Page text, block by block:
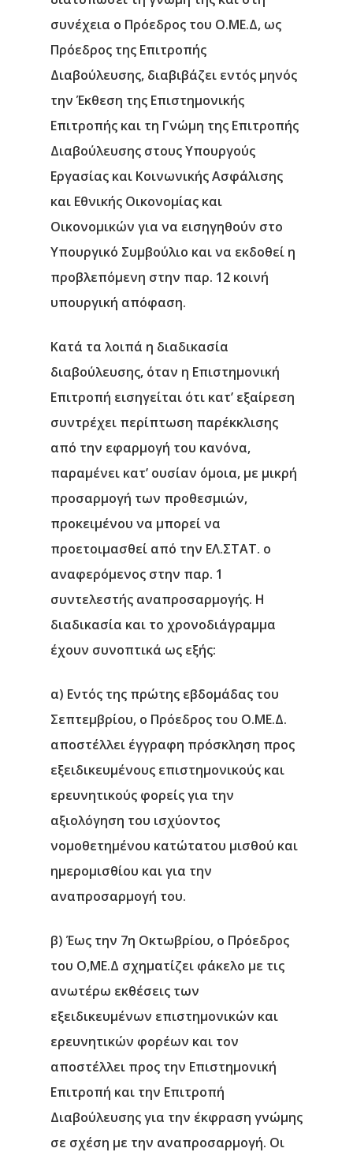
συνέχεια ο Πρόεδρος του Ο.ΜΕ.Δ, ως
Πρόεδρος της Επιτροπής
Διαβούλευσης, διαβιβάζει εντός μηνός
την Έκθεση της Επιστημονικής
Επιτροπής και τη Γνώμη της Επιτροπής
Διαβούλευσης στους Υπουργούς
Εργασίας και Κοινωνικής Ασφάλισης
και Εθνικής Οικονομίας και
Οικονομικών για να εισηγηθούν στο
Υπουργικό Συμβούλιο και να εκδοθεί η
προβλεπόμενη στην παρ. 12 κοινή
υπουργική απόφαση.
Κατά τα λοιπά η διαδικασία
διαβούλευσης, όταν η Επιστημονική
Επιτροπή εισηγείται ότι κατ’ εξαίρεση
συντρέχει περίπτωση παρέκκλισης
από την εφαρμογή του κανόνα,
παραμένει κατ’ ουσίαν όμοια, με μικρή
προσαρμογή των προθεσμιών,
προκειμένου να μπορεί να
προετοιμασθεί από την ΕΛ.ΣΤΑΤ. ο
αναφερόμενος στην παρ. 1
συντελεστής αναπροσαρμογής. Η
διαδικασία και το χρονοδιάγραμμα
έχουν συνοπτικά ως εξής:
α) Εντός της πρώτης εβδομάδας του
Σεπτεμβρίου, o Πρόεδρος του Ο.ΜΕ.Δ.
αποστέλλει έγγραφη πρόσκληση προς
εξειδικευμένους επιστημονικούς και
ερευνητικούς φορείς για την
αξιολόγηση του ισχύοντος
νομοθετημένου κατώτατου μισθού και
ημερομισθίου και για την
αναπροσαρμογή του.
β) Έως την 7η Οκτωβρίου, ο Πρόεδρος
του Ο,ΜΕ.Δ σχηματίζει φάκελο με τις
ανωτέρω εκθέσεις των
εξειδικευμένων επιστημονικών και
ερευνητικών φορέων και τον
αποστέλλει προς την Επιστημονική
Επιτροπή και την Επιτροπή
Διαβούλευσης για την έκφραση γνώμης
σε σχέση με την αναπροσαρμογή. Οι
Επικοινωνία